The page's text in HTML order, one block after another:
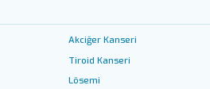
Akciğer Kanseri
Tiroid Kanseri
Lösemi